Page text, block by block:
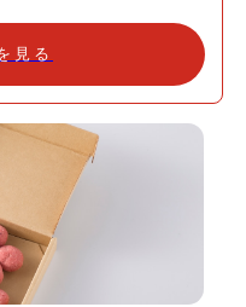
表面にはそば茶をあしら
（アジアパシフィック
ンプラリネ アーモンドとヘ
の自家製クロワッサンを加
（ワールド）でシルバー
Coup de Coeur受賞 ・日
、兵庫県神河町で300年つ
合わせて。 茶の渋みも、
アジアパシフィックエリ
見る